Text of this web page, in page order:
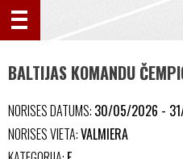
BALTIJAS KOMANDU
NORISES DATUMS: 30/05/2026 -
NORISES VIETA:VALMIERA